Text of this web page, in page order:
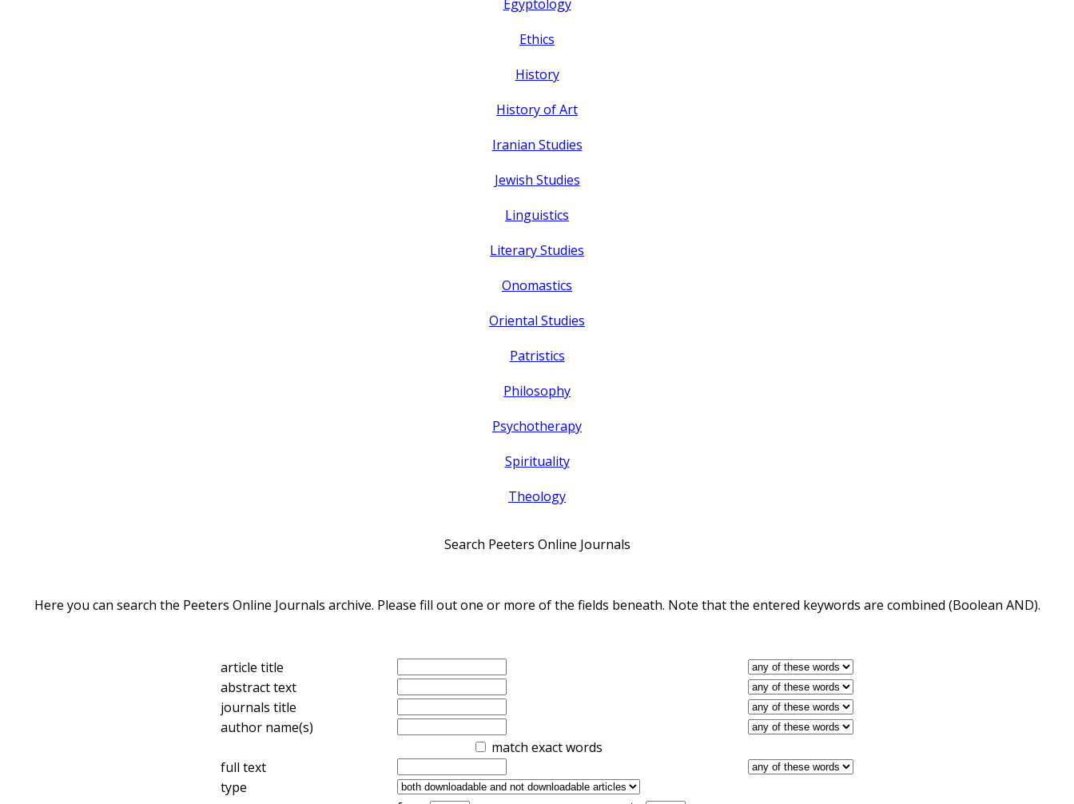
Egyptology
Ethics
History
History of Art
Iranian Studies
Jewish Studies
Linguistics
Literary Studies
Onomastics
Oriental Studies
Patristics
Philosophy
Psychotherapy
Spirituality
Theology
Search Peeters Online Journals
Here you can search the Peeters Online Journals archive. Please fill out one or more of the fields beneath. Note that the entered keywords are combined (Boolean AND).
article title
abstract text
journals title
author name(s)
match exact words
full text
type